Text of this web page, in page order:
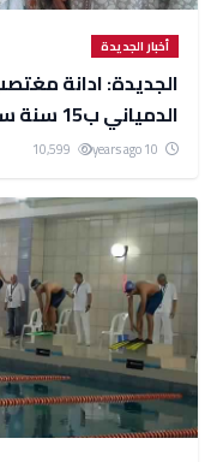
أخبار الجديدة
الجديدة: ادانة
الدمياني ب15 سنة سجنا نافذا